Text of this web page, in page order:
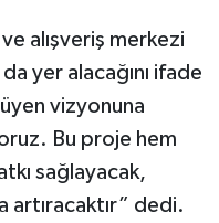
alışveriş merkezi
yer alacağını ifade
vizyonuna
Bu proje hem
sağlayacak,
artıracaktır” dedi.